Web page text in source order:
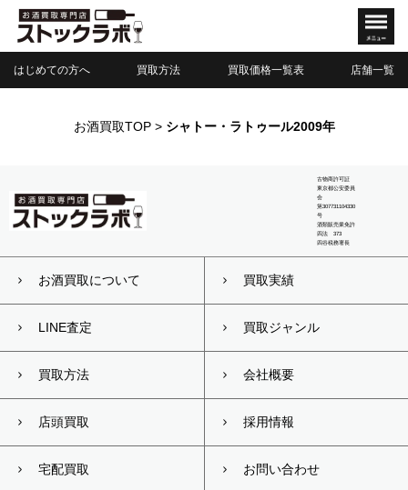
はじめての方へ 買取方法 買取価格一覧表 店舗一覧
お酒買取TOP> シャトー・ラトゥール2009年
古物商許可証
東京都公安委員
会
第307731104330
号
酒類販売業免許
四法 373
四谷税務署長
お酒買取について
LINE査定
買取方法
店頭買取
宅配買取
買取実績
買取ジャンル
会社概要
採用情報
お問い合わせ